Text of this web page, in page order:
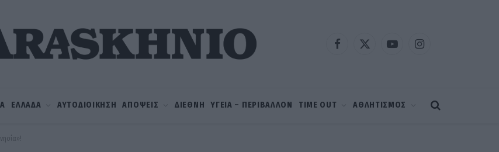
Facebook
X
YouTubeInstagram
ΕΛΛΑΔΑ ΑΥΤΟΔΙΟΙΚΗΣΗ ΑΠΟΨΕΙΣ ΔΙΕΘΝΗ ΥΓΕΙΑ – ΠΕΡΙΒΑΛΛΟΝ TIME OUT ΑΘΛΗΤΙΣΜΟΣ